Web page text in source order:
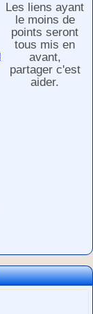
Les liens ayant
le moins de
points seront
tous mis en
avant,
partager c'est
aider.